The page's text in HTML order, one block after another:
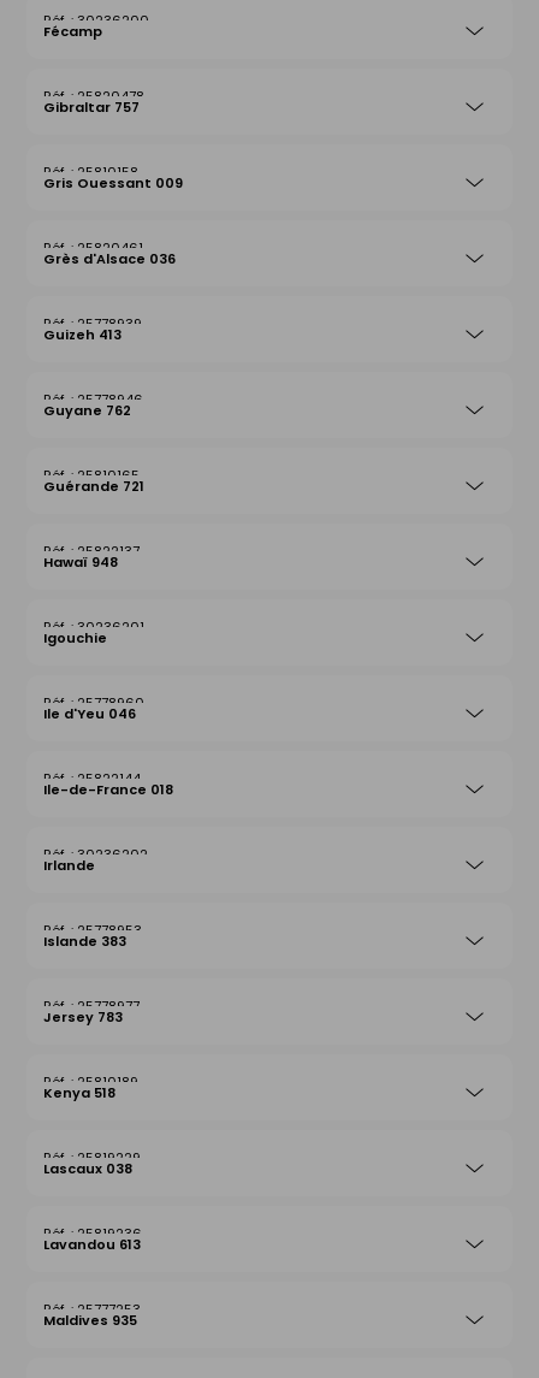
30236200
Fécamp
25820478
Gibraltar 757
25810158
Gris Ouessant 009
25820461
Grès d'Alsace 036
25778939
Guizeh 413
25778946
Guyane 762
25810165
Guérande 721
25822137
Hawaï 948
30236201
Igouchie
25778960
Ile d'Yeu 046
25822144
Ile-de-France 018
30236202
Irlande
25778953
Islande 383
25778977
Jersey 783
25810189
Kenya 518
25819229
Lascaux 038
25819236
Lavandou 613
25777253
Maldives 935